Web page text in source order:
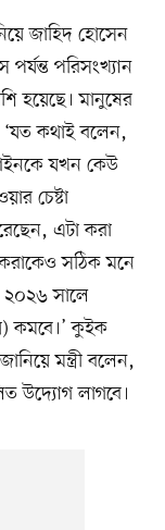
জাহিদ হোসেন
পরিসংখ্যান
হয়েছে। মানুষের
কথাই বলেন,
যখন কেউ
চেষ্টা
এটা করা
সঠিক মনে
২০২৬ সালে
কমবে।’ কুইক
মন্ত্রী বলেন,
উদ্যোগ লাগবে।